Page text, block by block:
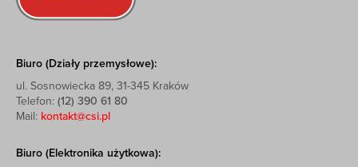
Biuro (Działy przemysłowe):
ul. Sosnowiecka 89, 31-345 Kraków
Telefon: (12) 390 61 80
Mail: kontakt@csi.pl
Biuro (Elektronika użytkowa):